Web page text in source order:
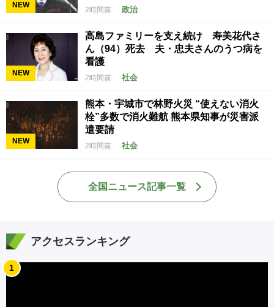
NEW
2時間前 政治
NEW
高島ファミリーを支え続け 寿美花代さ
ん（94）死去 夫・忠夫さんのうつ病を
看護
2時間前 社会
NEW
熊本・宇城市で林野火災 “使えない消火
栓”多数で消火難航 熊本県知事が災害派
遣要請
2時間前 社会
全国ニュース記事一覧
アクセスランキング
1